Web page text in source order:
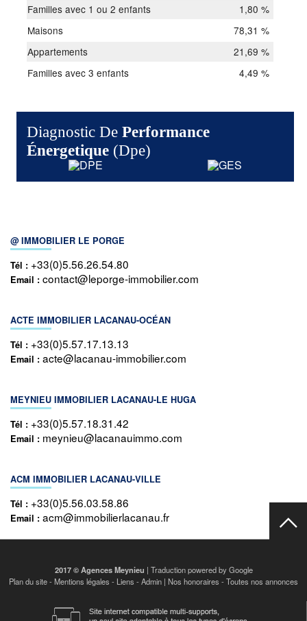
Familles avec 1 ou 2 enfants
1,80 %
Maisons
78,31 %
Appartements
21,69 %
Familles avec 3 enfants
4,49 %
Diagnostic De Performance
Énergetique (dpe)
@ IMMOBILIER LE PORGE
Tél : +33(0)5.56.26.54.80
Email : contact@leporge-immobilier.com
ACTE IMMOBILIER LACANAU-OCÉAN
Tél : +33(0)5.57.17.13.13
Email : acte@lacanau-immobilier.com
MEYNIEU IMMOBILIER LACANAU-LE HUGA
Tél : +33(0)5.57.18.31.42
Email : meynieu@lacanauimmo.com
ACM IMMOBILIER LACANAU-VILLE
Tél : +33(0)5.56.03.58.86
Email : acm@immobilierlacanau.fr
2017 © Agences Meynieu | Traduction powered by Google
Plan du site- Mentions légales - Liens - Admin | Nos honoraires - Toutes nos annonces